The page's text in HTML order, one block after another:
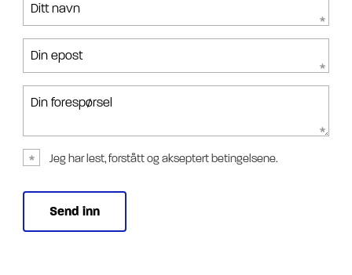
Ditt navn
Din epost
Din forespørsel
Jeg har lest, forstått og akseptert betingelsene.